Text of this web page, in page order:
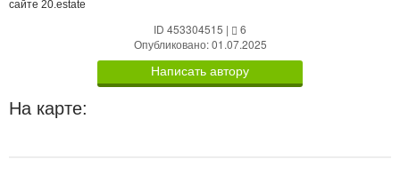
сайте 20.estate
ID 453304515 |
6
Опубликовано: 01.07.2025
Написать автору
На карте: